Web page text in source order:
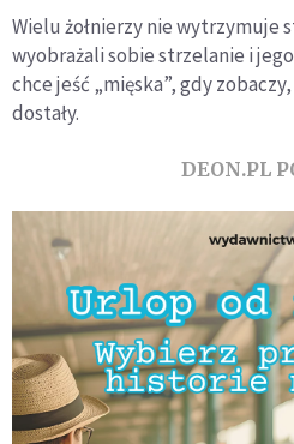
Wielu żołnierzy nie wytrzymuje
wyobrażali sobie strzelanie i
chce jeść „mięska”, gdy
dostały.
DEON.PL